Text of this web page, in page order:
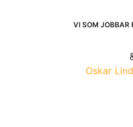
VI SOM JOBBAR
Oskar